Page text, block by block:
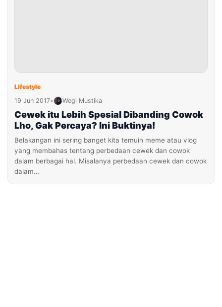
Lifestyle
19 Jun 2017• Wegi Mustika
Cewek itu Lebih Spesial Dibanding Cowok
Lho, Gak Percaya? Ini Buktinya!
Belakangan ini sering banget kita temuin meme atau vlog
yang membahas tentang perbedaan cewek dan cowok
dalam berbagai hal. Misalanya perbedaan cewek dan cowok
dalam…